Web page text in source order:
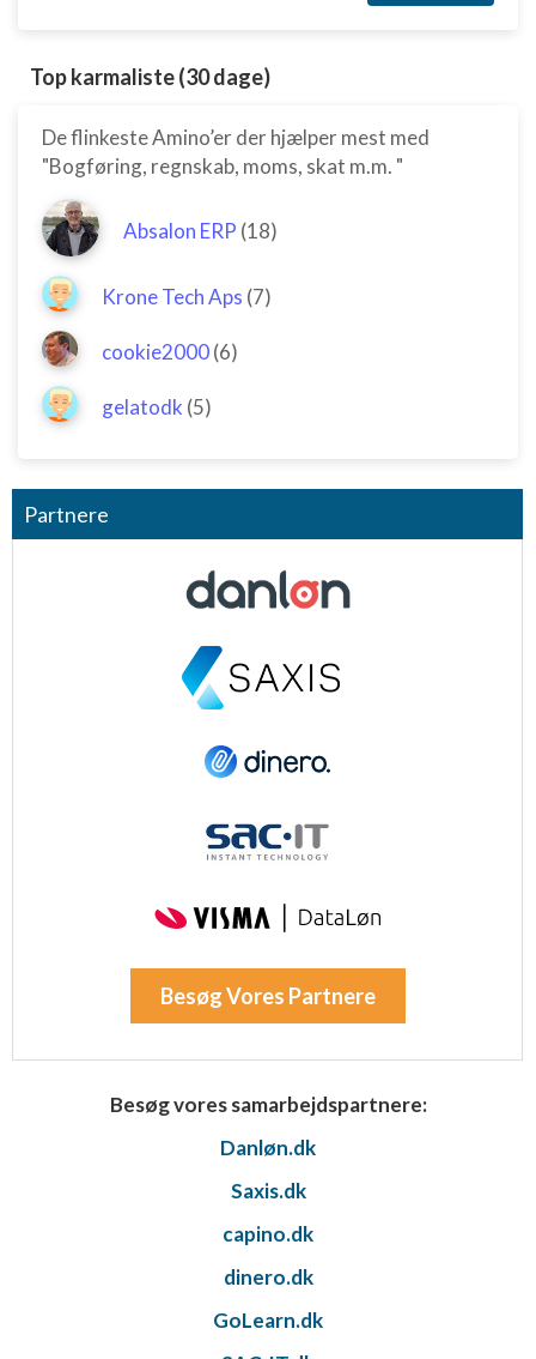
Top karmaliste (30 dage)
De flinkeste Amino’er der hjælper mest med
"Bogføring, regnskab, moms, skat m.m. "
Absalon ERP (18)
Krone Tech Aps (7)
cookie2000(6)
gelatodk (5)
Partnere
Besøg Vores Partnere
Besøg vores samarbejdspartnere:
Danløn.dk
Saxis.dk
capino.dk
dinero.dk
GoLearn.dk